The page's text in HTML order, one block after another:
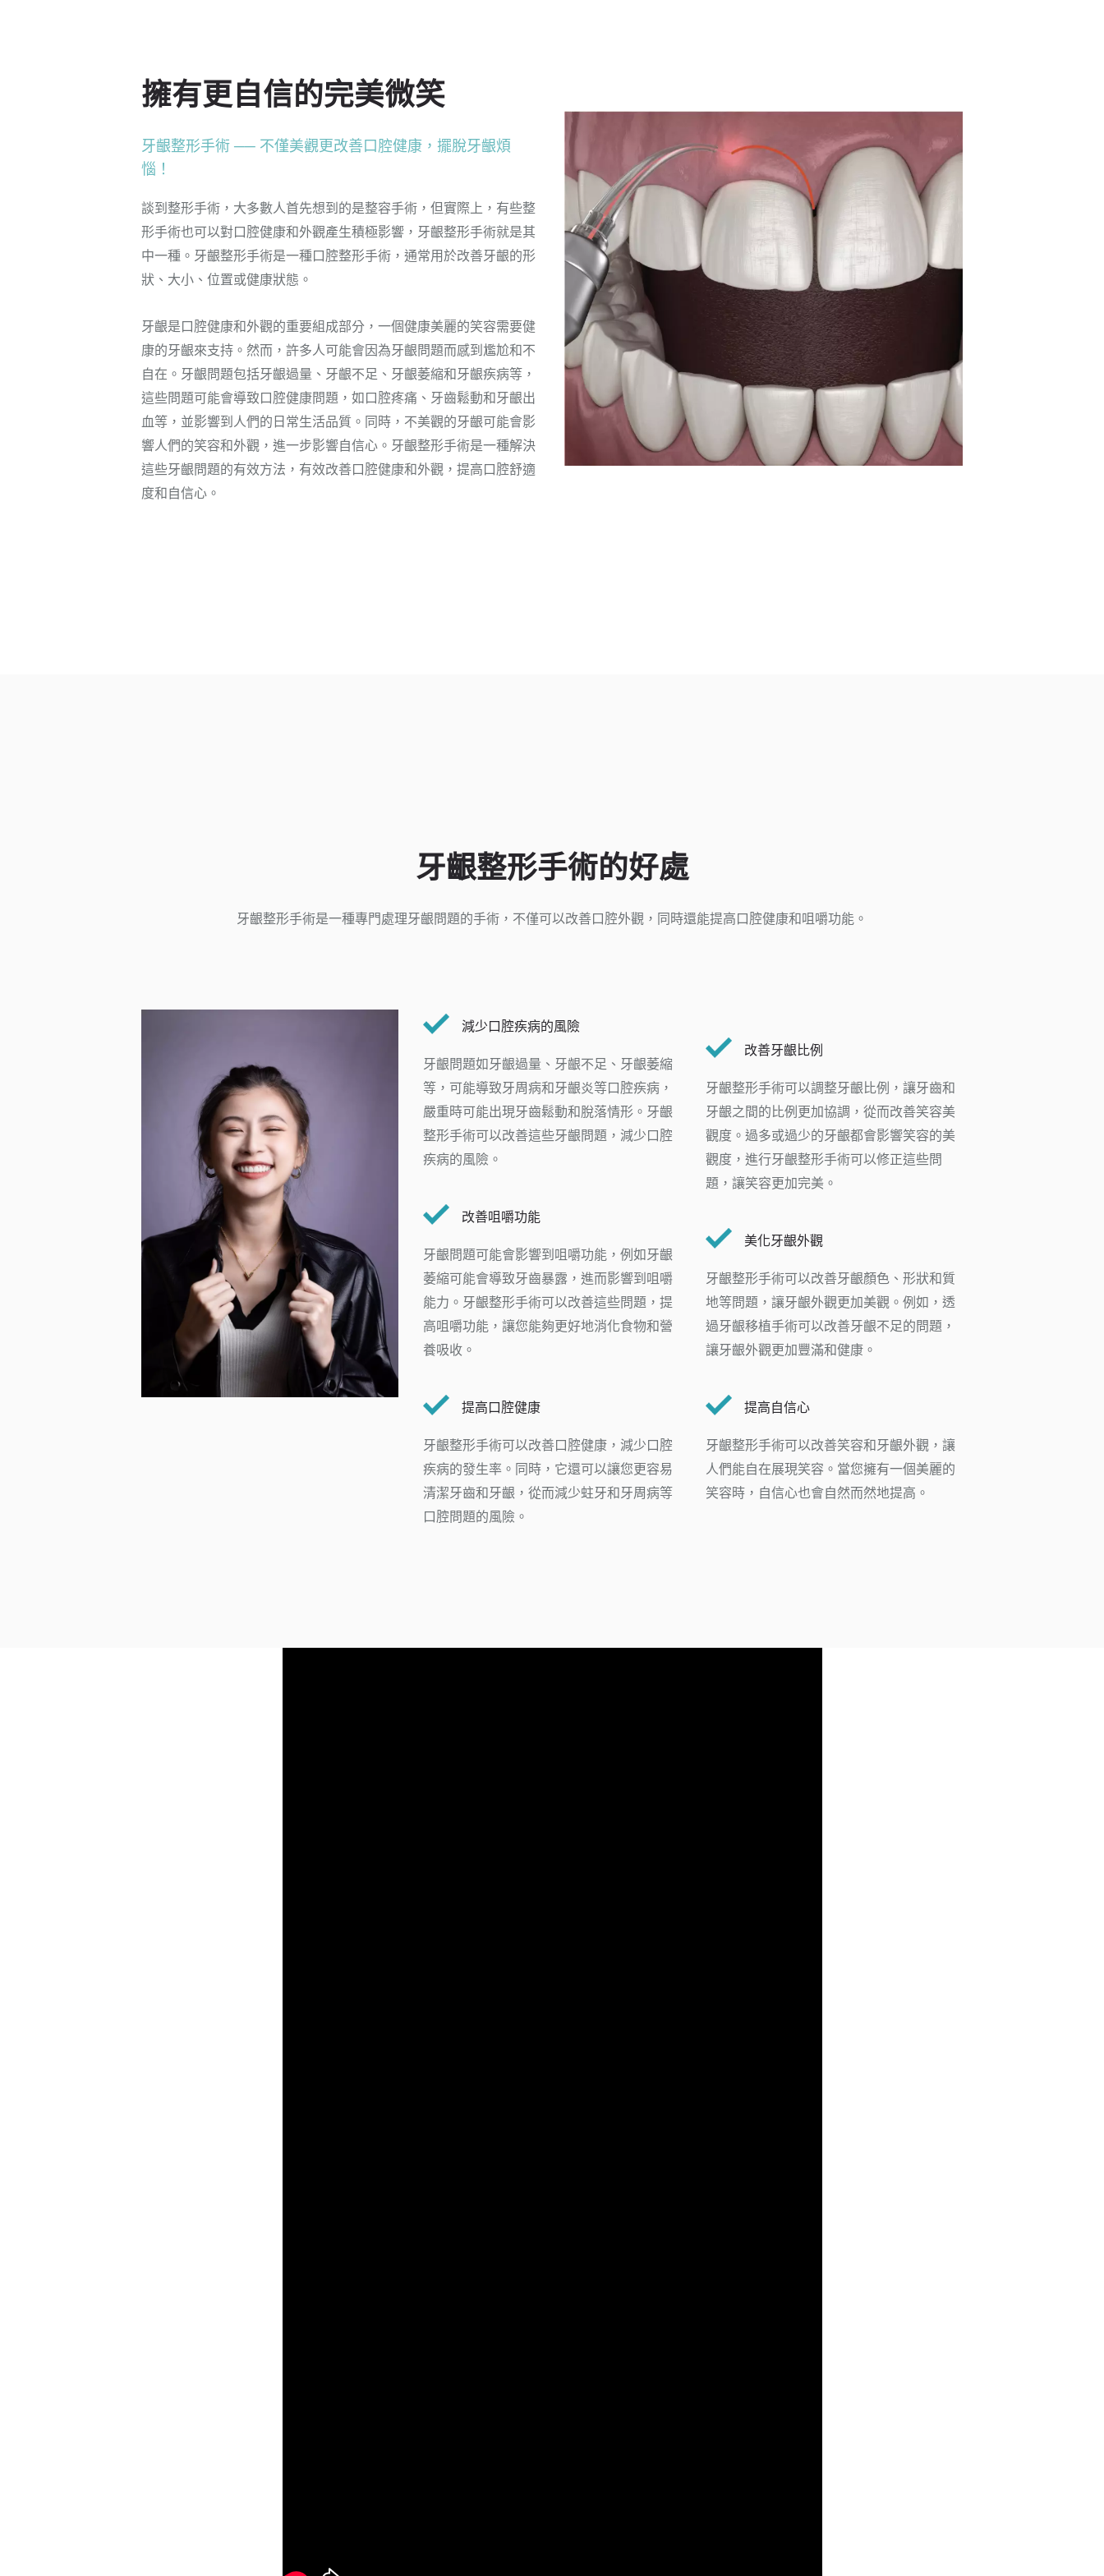
擁有更自信的完美微笑
牙齦整形手術 ── 不僅美觀更改善口腔健康，擺脫牙齦煩
惱！
談到整形手術，大多數人首先想到的是整容手術，但實際上，有些整
形手術也可以對口腔健康和外觀產生積極影響，牙齦整形手術就是其
中一種。牙齦整形手術是一種口腔整形手術，通常用於改善牙齦的形
狀、大小、位置或健康狀態。
牙齦是口腔健康和外觀的重要組成部分，一個健康美麗的笑容需要健
康的牙齦來支持。然而，許多人可能會因為牙齦問題而感到尷尬和不
自在。牙齦問題包括牙齦過量、牙齦不足、牙齦萎縮和牙齦疾病等，
這些問題可能會導致口腔健康問題，如口腔疼痛、牙齒鬆動和牙齦出
血等，並影響到人們的日常生活品質。同時，不美觀的牙齦可能會影
響人們的笑容和外觀，進一步影響自信心。牙齦整形手術是一種解決
這些牙齦問題的有效方法，有效改善口腔健康和外觀，提高口腔舒適
度和自信心。
牙齦整形手術的好處
牙齦整形手術是一種專門處理牙齦問題的手術，不僅可以改善口腔外觀，同時還能提高口腔健康和咀嚼功能。
減少口腔疾病的風險
牙齦問題如牙齦過量、牙齦不足、牙齦萎縮
等，可能導致牙周病和牙齦炎等口腔疾病，
嚴重時可能出現牙齒鬆動和脫落情形。牙齦
整形手術可以改善這些牙齦問題，減少口腔
疾病的風險。
改善咀嚼功能
牙齦問題可能會影響到咀嚼功能，例如牙齦
萎縮可能會導致牙齒暴露，進而影響到咀嚼
能力。牙齦整形手術可以改善這些問題，提
高咀嚼功能，讓您能夠更好地消化食物和營
養吸收。
提高口腔健康
牙齦整形手術可以改善口腔健康，減少口腔
疾病的發生率。同時，它還可以讓您更容易
清潔牙齒和牙齦，從而減少蛀牙和牙周病等
口腔問題的風險。
改善牙齦比例
牙齦整形手術可以調整牙齦比例，讓牙齒和
牙齦之間的比例更加協調，從而改善笑容美
觀度。過多或過少的牙齦都會影響笑容的美
觀度，進行牙齦整形手術可以修正這些問
題，讓笑容更加完美。
美化牙齦外觀
牙齦整形手術可以改善牙齦顏色、形狀和質
地等問題，讓牙齦外觀更加美觀。例如，透
過牙齦移植手術可以改善牙齦不足的問題，
讓牙齦外觀更加豐滿和健康。
提高自信心
牙齦整形手術可以改善笑容和牙齦外觀，讓
人們能自在展現笑容。當您擁有一個美麗的
笑容時，自信心也會自然而然地提高。